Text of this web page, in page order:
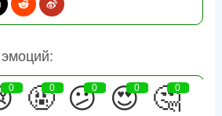
0 🤬
0 😕
0 😍
0 🤔
0